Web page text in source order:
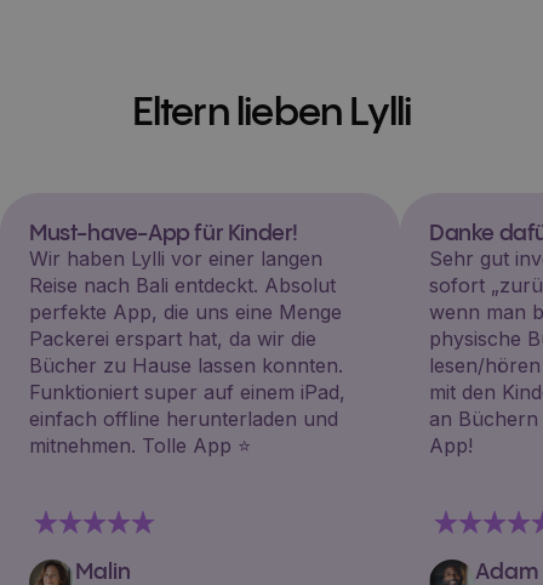
Eltern lieben Lylli
Must-have-App für Kinder!
Wir haben Lylli vor einer langen
Reise nach Bali entdeckt. Absolut
perfekte App, die uns eine Menge
Packerei erspart hat, da wir die
Bücher zu Hause lassen konnten.
Funktioniert super auf einem iPad,
einfach offline herunterladen und
mitnehmen. Tolle App ⭐️
Malin
Danke
Sehr gut
sofort
wenn man
physische
lesen/
mit den
an Büchern
App!
Adam